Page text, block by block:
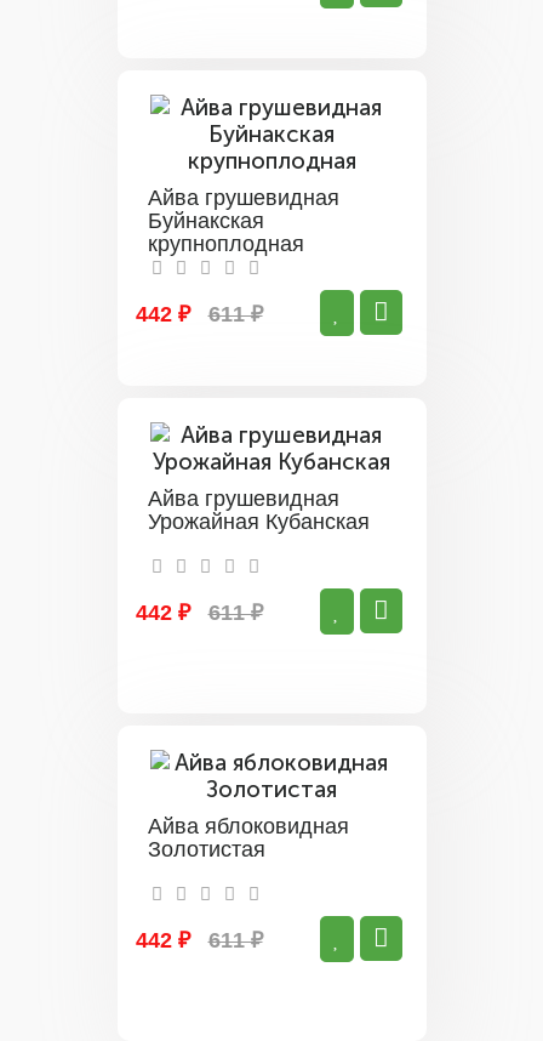
Айва грушевидная
Буйнакская
крупноплодная
442 ₽ 611 ₽
Айва грушевидная
Урожайная Кубанская
442 ₽ 611 ₽
Айва яблоковидная
Золотистая
442 ₽ 611 ₽